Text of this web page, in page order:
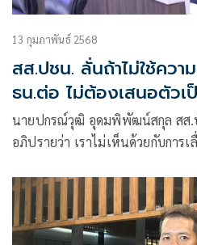
13 กุมภาพันธ์ 2568
สส.ปชน. ลั่นถ้าไม่ใช้คว
ธน.ต่อ ไม่ต้องเสนอตัวเ
นายปกรณ์วุฒิ อุดมพิพัฒน์สกุล สส.
อภิปรายว่า เราไม่เห็นด้วยกับกา
อำนาจของประธานรัฐสภา